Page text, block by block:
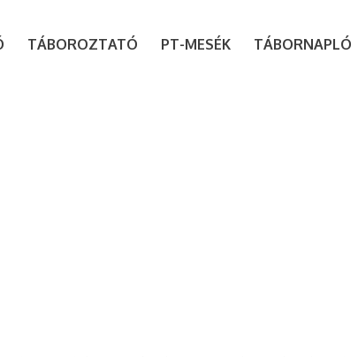
TÁBOROZTATÓ PT-MESÉK TÁBORNAPLÓ